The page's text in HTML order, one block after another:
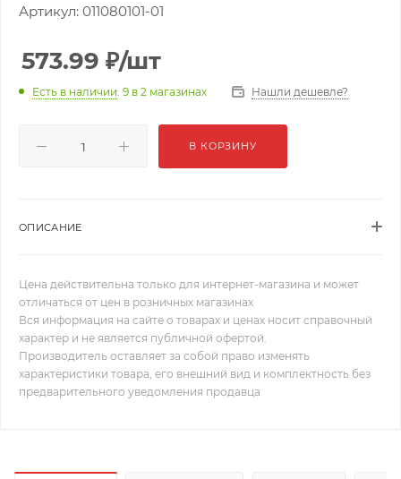
Артикул: 011080101-01
573.99 ₽/шт
Есть в наличии: 9 в 2 магазинах Нашли дешевле?
В КОРЗИНУ
ОПИСАНИЕ
Цена действительна только для интернет-магазина и может
отличаться от цен в розничных магазинах
Вся информация на сайте о товарах и ценах носит справочный
характер и не является публичной офертой.
Производитель оставляет за собой право изменять
характеристики товара, его внешний вид и комплектность без
предварительного уведомления продавца